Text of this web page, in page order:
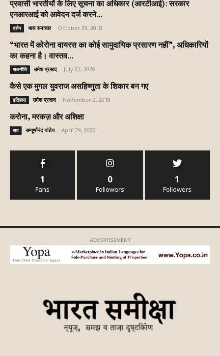
प्रवासी भारतीयों के लिए सूचना का अधिकार (आरटीआई): सरकार
एनआरआई को आवेदन दर्ज करने...
दर्शन भास समाचार October 29, 2018
“भारत में कोरोना वायरस का कोई सामुदायिक प्रसारण नहीं”, अधिकारियों
का कहना है। वास्तव...
राजनीति उमेश प्रसाद July 22, 2020
कैसे एक मुगल युवराज असहिष्णुता के शिकार बन गए
इतिहास उमेश प्रसाद November 2, 2018
करोना, मरकज़ और अशिक्षा
राय सम्पूर्णानंद पांडेय April 29, 2020
1
Fans
0
Followers
1
Followers
ADVERTISEMENT